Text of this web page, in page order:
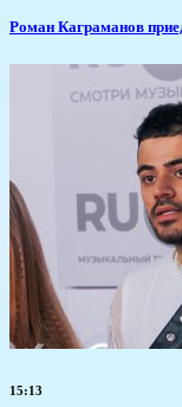
​Роман Каграманов
15:13